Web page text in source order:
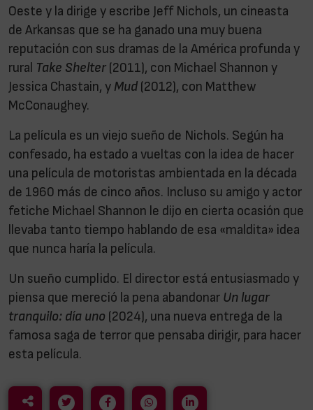
Oeste y la dirige y escribe Jeff Nichols, un cineasta
de Arkansas que se ha ganado una muy buena
reputación con sus dramas de la América profunda y
rural Take Shelter (2011), con Michael Shannon y
Jessica Chastain, y Mud (2012), con Matthew
McConaughey.
La película es un viejo sueño de Nichols. Según ha
confesado, ha estado a vueltas con la idea de hacer
una película de motoristas ambientada en la década
de 1960 más de cinco años. Incluso su amigo y actor
fetiche Michael Shannon le dijo en cierta ocasión que
llevaba tanto tiempo hablando de esa «maldita» idea
que nunca haría la película.
Un sueño cumplido. El director está entusiasmado y
piensa que mereció la pena abandonar Un lugar
tranquilo: día uno (2024), una nueva entrega de la
famosa saga de terror que pensaba dirigir, para hacer
esta película.